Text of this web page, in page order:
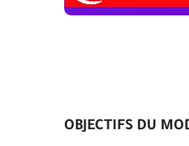
OBJECTIFS DU